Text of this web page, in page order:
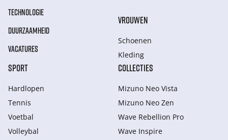
TECHNOLOGIE
DUURZAAMHEID
VACATURES
VROUWEN
Schoenen
Kleding
SPORT
Hardlopen
Tennis
Voetbal
Volleybal
COLLECTIES
Mizuno Neo Vista
Mizuno Neo Zen
Wave Rebellion Pro
Wave Inspire